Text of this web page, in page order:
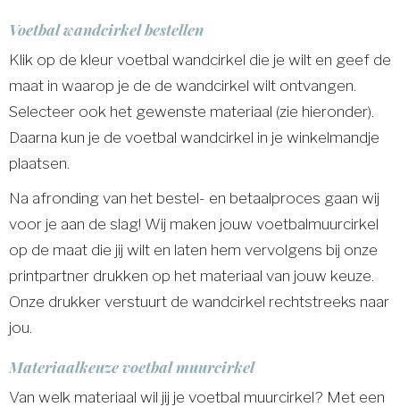
Voetbal wandcirkel bestellen
Klik op de kleur voetbal wandcirkel die je wilt en geef de
maat in waarop je de de wandcirkel wilt ontvangen.
Selecteer ook het gewenste materiaal (zie hieronder).
Daarna kun je de voetbal wandcirkel in je winkelmandje
plaatsen.
Na afronding van het bestel- en betaalproces gaan wij
voor je aan de slag! Wij maken jouw voetbalmuurcirkel
op de maat die jij wilt en laten hem vervolgens bij onze
printpartner drukken op het materiaal van jouw keuze.
Onze drukker verstuurt de wandcirkel rechtstreeks naar
jou.
Materiaalkeuze voetbal muurcirkel
Van welk materiaal wil jij je voetbal muurcirkel? Met een